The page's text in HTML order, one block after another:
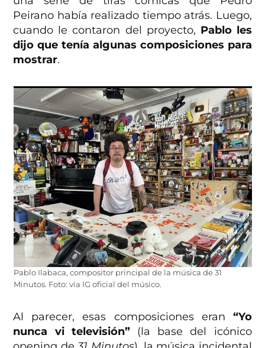
Peirano había realizado tiempo atrás. Luego,
cuando le contaron del proyecto, Pablo les
dijo que tenía algunas composiciones para
mostrar.
Pablo Ilabaca, compositor principal de la música de 31
Minutos. Foto: vía IG oficial del músico.
Al parecer, esas composiciones eran “Yo
nunca vi televisión”(la base del icónico